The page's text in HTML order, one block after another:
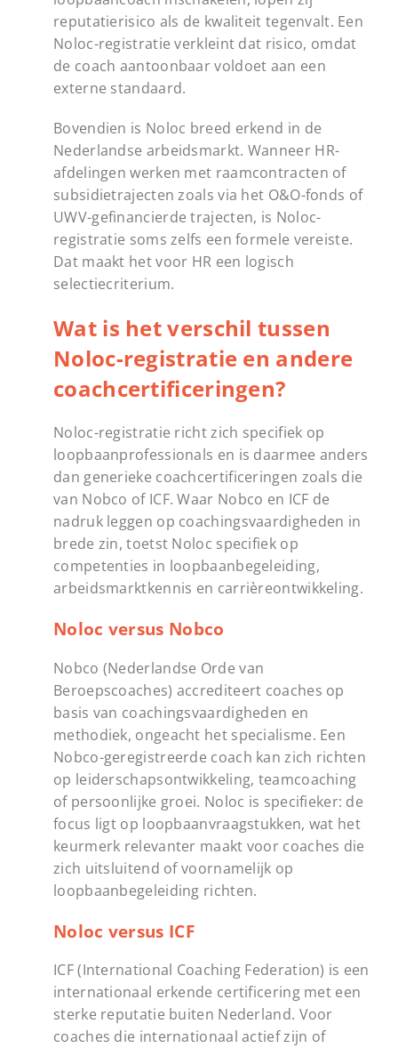
reputatierisico als de kwaliteit tegenvalt. Een
Noloc-registratie verkleint dat risico, omdat
de coach aantoonbaar voldoet aan een
externe standaard.
Bovendien is Noloc breed erkend in de
Nederlandse arbeidsmarkt. Wanneer HR-
afdelingen werken met raamcontracten of
subsidietrajecten zoals via het O&O-fonds of
UWV-gefinancierde trajecten, is Noloc-
registratie soms zelfs een formele vereiste.
Dat maakt het voor HR een logisch
selectiecriterium.
Wat is het verschil tussen
Noloc-registratie en andere
coachcertificeringen?
Noloc-registratie richt zich specifiek op
loopbaanprofessionals en is daarmee anders
dan generieke coachcertificeringen zoals die
van Nobco of ICF. Waar Nobco en ICF de
nadruk leggen op coachingsvaardigheden in
brede zin, toetst Noloc specifiek op
competenties in loopbaanbegeleiding,
arbeidsmarktkennis en carrièreontwikkeling.
Noloc versus Nobco
Nobco (Nederlandse Orde van
Beroepscoaches) accrediteert coaches op
basis van coachingsvaardigheden en
methodiek, ongeacht het specialisme. Een
Nobco-geregistreerde coach kan zich richten
op leiderschapsontwikkeling, teamcoaching
of persoonlijke groei. Noloc is specifieker: de
focus ligt op loopbaanvraagstukken, wat het
keurmerk relevanter maakt voor coaches die
zich uitsluitend of voornamelijk op
loopbaanbegeleiding richten.
Noloc versus ICF
ICF (International Coaching Federation) is een
internationaal erkende certificering met een
sterke reputatie buiten Nederland. Voor
coaches die internationaal actief zijn of